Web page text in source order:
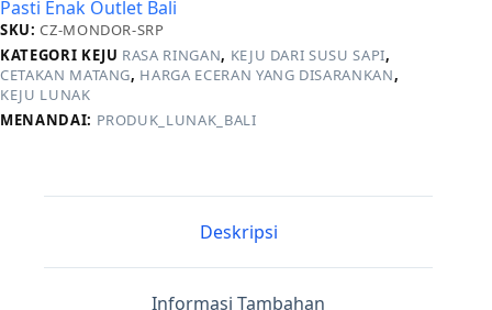
Pasti Enak Outlet Bali
SKU:CZ-MONDOR-SRP
KATEGORI KEJU RASA RINGAN, KEJU DARI SUSU SAPI,
CETAKAN MATANG, HARGA ECERAN YANG DISARANKAN,
KEJU LUNAK
MENANDAI: PRODUK_LUNAK_BALI
Deskripsi
Informasi Tambahan